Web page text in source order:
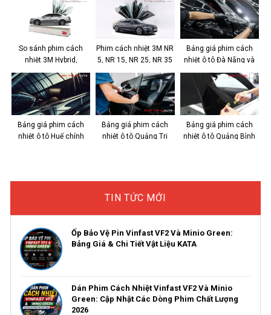
So sánh phim cách
nhiệt 3M Hybrid,
Crystalline & Ceramic
IR
Phim cách nhiệt 3M NR
5, NR 15, NR 25, NR 35
công nghệ Nano
Bảng giá phim cách
nhiệt ô tô Đà Nẵng và
kinh nghiệm chọn
Bảng giá phim cách
nhiệt ô tô Huế chính
Bảng giá phim cách
nhiệt ô tô Quảng Trị
Bảng giá phim cách
nhiệt ô tô Quảng Bình
TIN TỨC MỚI
Ốp Bảo Vệ Pin Vinfast VF2 Và Minio Green:
Bảng Giá & Chi Tiết Vật Liệu KATA
Dán Phim Cách Nhiệt Vinfast VF2 Và Minio
Green: Cập Nhật Các Dòng Phim Chất Lượng
2026